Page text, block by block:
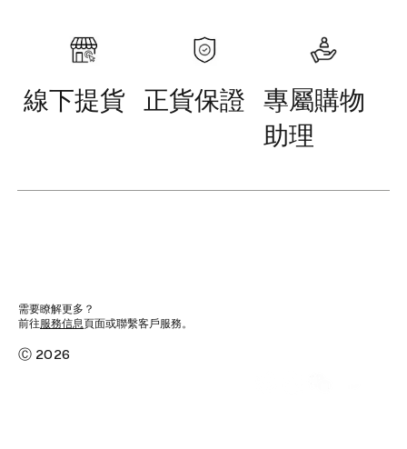
線下提貨 正貨保證 專屬購物
助理
需要瞭解更多？
前往服務信息頁面或聯繫客戶服務。
Ⓒ 2026